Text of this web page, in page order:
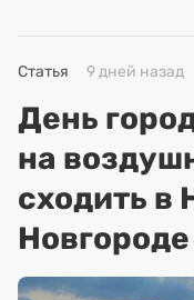
Статья 9 дней назад
День
на
сходить
Новгороде